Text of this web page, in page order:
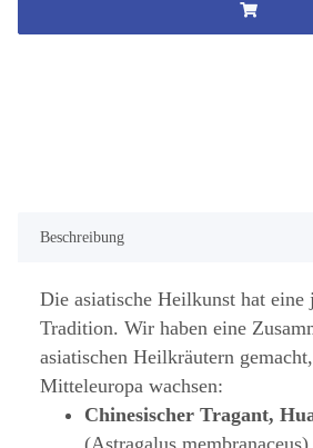
Beschreibung
Die asiatische Heilkunst hat eine
Tradition. Wir haben eine
asiatischen Heilkräutern
Mitteleuropa wachsen:
Chinesischer Tragant,